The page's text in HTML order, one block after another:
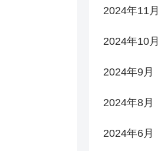
2024年11月
2024年10月
2024年9月
2024年8月
2024年6月